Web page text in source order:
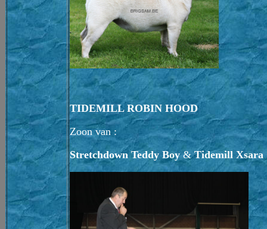
TIDEMILL ROBIN HOOD
Zoon van :
Stretchdown Teddy Boy&Tidemill Xsara